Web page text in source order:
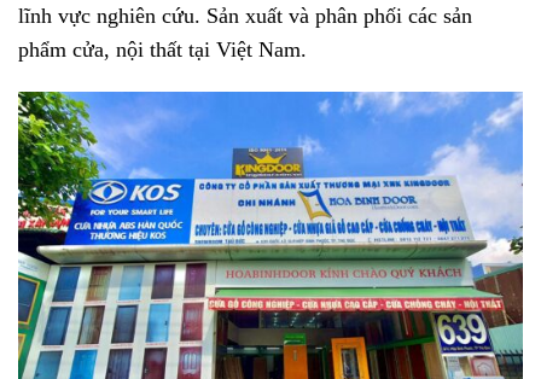
lĩnh vực nghiên cứu. Sản xuất và phân phối các sản
phẩm cửa, nội thất tại Việt Nam.